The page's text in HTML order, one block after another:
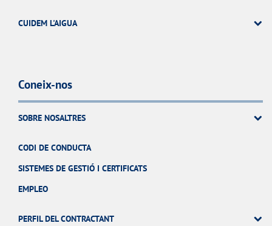
CUIDEM L'AIGUA
Coneix-nos
SOBRE NOSALTRES
CODI DE CONDUCTA
SISTEMES DE GESTIÓ I CERTIFICATS
EMPLEO
PERFIL DEL CONTRACTANT